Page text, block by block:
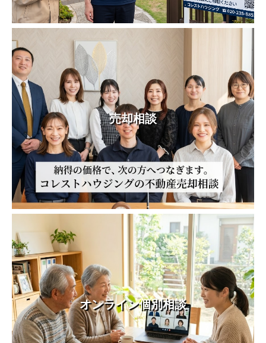
売却相談
オンライン個別相談